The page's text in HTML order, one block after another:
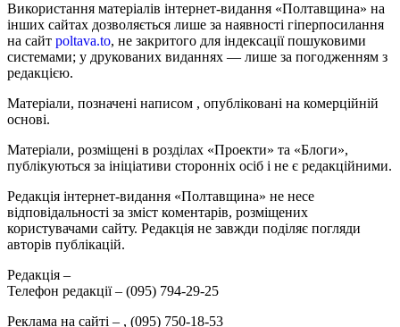
Використання матеріалів інтернет-видання «Полтавщина» на
інших сайтах дозволяється лише за наявності гіперпосилання
на сайт poltava.to, не закритого для індексації пошуковими
системами; у друкованих виданнях — лише за погодженням з
редакцією.
Матеріали, позначені написом , опубліковані на комерційній
основі.
Матеріали, розміщені в розділах «Проекти» та «Блоги»,
публікуються за ініціативи сторонніх осіб і не є редакційними.
Редакція інтернет-видання «Полтавщина» не несе
відповідальності за зміст коментарів, розміщених
користувачами сайту. Редакція не завжди поділяє погляди
авторів публікацій.
Редакція –
Телефон редакції – (095) 794-29-25
Реклама на сайті – , (095) 750-18-53